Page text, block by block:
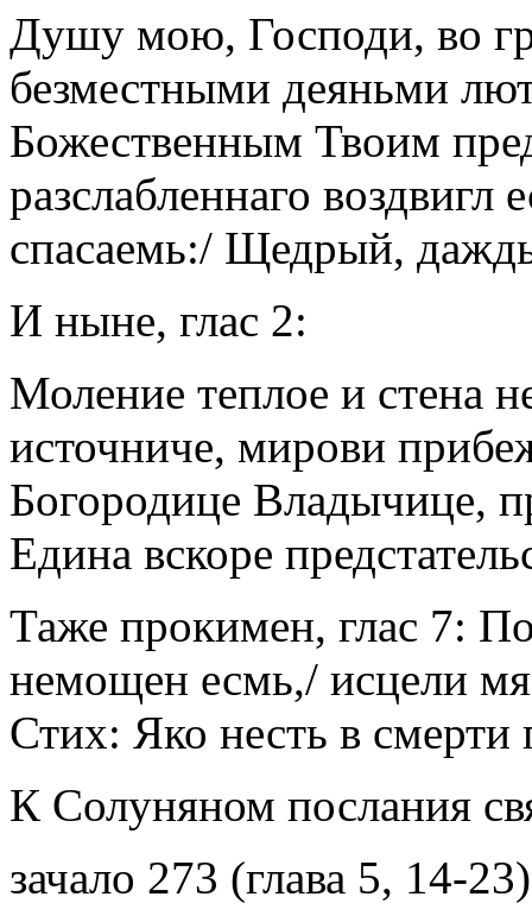
Душу мою, Господи, во
безместными деяньми
Божественным Твоим
разслабленнаго воздвигл
спасаемь:/ Щедрый,
И ныне, глас 2:
Моление теплое и стена
источниче, мирови
Богородице Владычице,
Едина вскоре
Таже прокимен, глас 7:
немощен есмь,/ исцели
Стих: Яко несть в смерти
К Солуняном послания
зачало 273 (глава 5, 14-